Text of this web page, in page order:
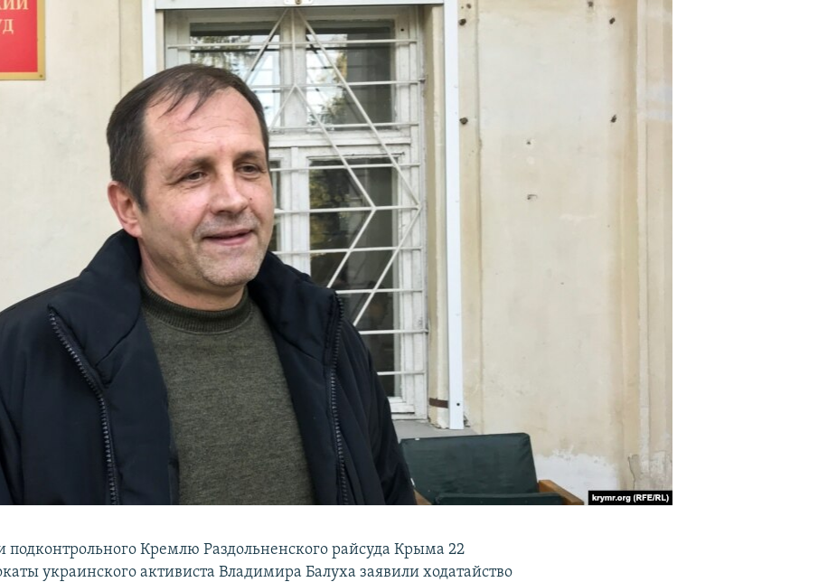
подконтрольного Кремлю Раздольненского райсуда Крыма 22
украинского активиста Владимира Балуха заявили ходатайство